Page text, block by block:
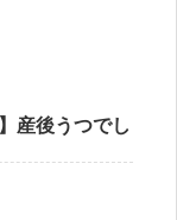
産後うつでし